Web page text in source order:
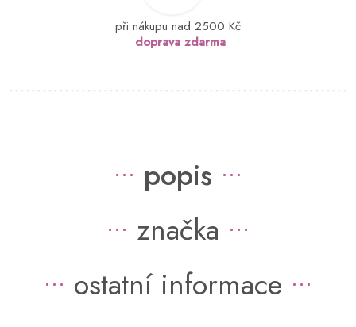
při nákupu nad 2500 Kč
doprava zdarma
popis
značka
ostatní informace